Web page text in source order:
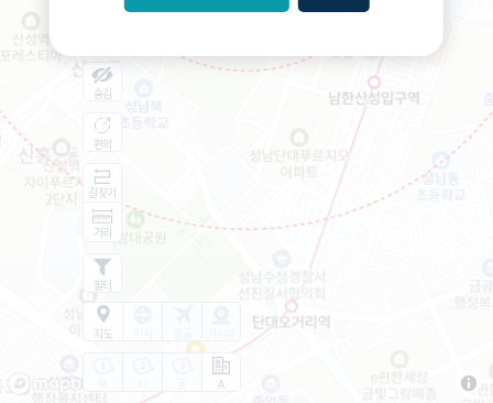
숨김
편의
길찾기
거리
필터
지도
A